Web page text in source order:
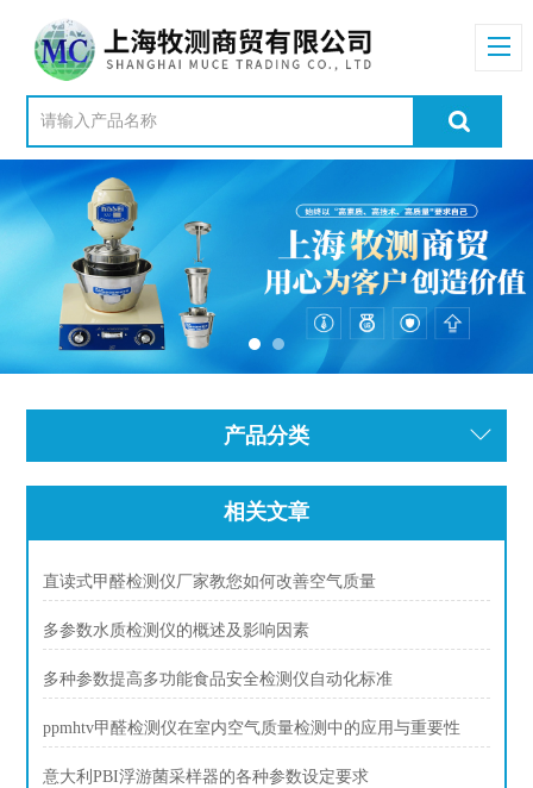
产品分类
相关文章
直读式甲醛检测仪厂家教您如何改善空气质量
多参数水质检测仪的概述及影响因素
多种参数提高多功能食品安全检测仪自动化标准
ppmhtv甲醛检测仪在室内空气质量检测中的应用与重要性
意大利PBI浮游菌采样器的各种参数设定要求